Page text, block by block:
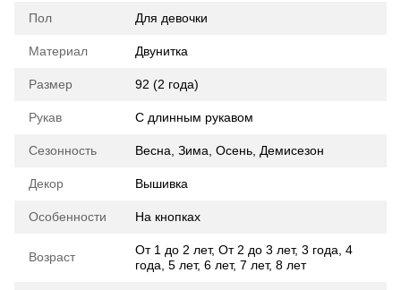
Пол Для девочки
Материал Двунитка
Размер 92 (2 года)
Рукав С длинным рукавом
Сезонность Весна, Зима, Осень, Демисезон
Декор Вышивка
Особенности На кнопках
Возраст От 1 до 2 лет, От 2 до 3 лет, 3 года, 4
года, 5 лет, 6 лет, 7 лет, 8 лет